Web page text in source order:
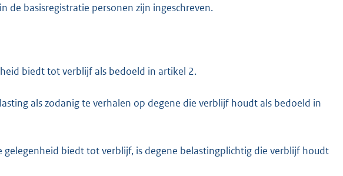
de basisregistratie personen zijn ingeschreven.
biedt tot verblijf als bedoeld in artikel 2.
als zodanig te verhalen op degene die verblijf houdt als bedoeld in
gelegenheid biedt tot verblijf, is degene belastingplichtig die verblijf houdt